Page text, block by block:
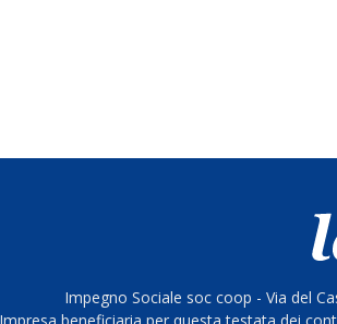
Impegno Sociale soc coop - Via del